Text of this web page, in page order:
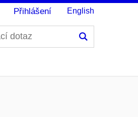
Přihlášení English